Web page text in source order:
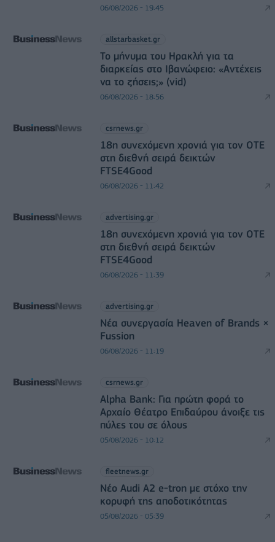
06/08/2026 - 19:45
allstarbasket.gr
Το μήνυμα του Ηρακλή για τα
διαρκείας στο Ιβανώφειο: «Αντέχεις
να το ζήσεις;» (vid)
06/08/2026 - 18:56
csrnews.gr
18η συνεχόμενη χρονιά για τον ΟΤΕ
στη διεθνή σειρά δεικτών
FTSE4Good
06/08/2026 - 11:42
advertising.gr
18η συνεχόμενη χρονιά για τον ΟΤΕ
στη διεθνή σειρά δεικτών
FTSE4Good
06/08/2026 - 11:39
advertising.gr
Νέα συνεργασία Heaven of Brands ×
Fussion
06/08/2026 - 11:19
csrnews.gr
Alpha Bank: Για πρώτη φορά το
Αρχαίο Θέατρο Επιδαύρου άνοιξε τις
πύλες του σε όλους
05/08/2026 - 10:12
fleetnews.gr
Νέο Audi A2 e-tron με στόχο την
κορυφή της αποδοτικότητας
05/08/2026 - 05:39